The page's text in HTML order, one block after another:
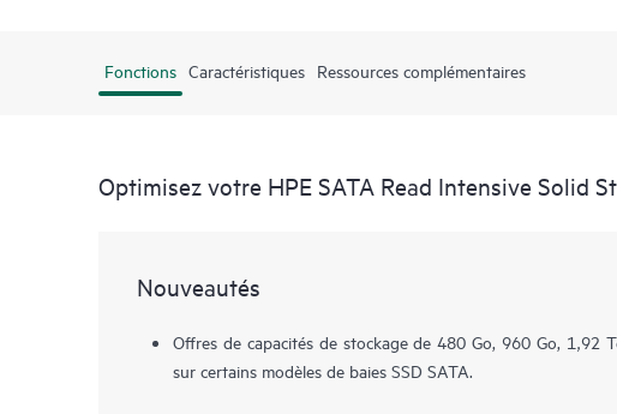
Fonctions Caractéristiques Ressources complémentaires
Optimisez votre HPE SATA Read Intensive Solid
Nouveautés
Offres de capacités de stockage de 480 Go, 960 Go, 1,92
sur certains modèles de baies SSD SATA.